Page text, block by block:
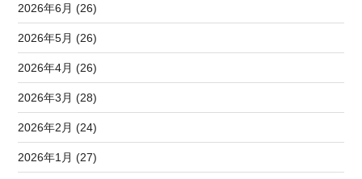
2026年6月 (26)
2026年5月 (26)
2026年4月 (26)
2026年3月 (28)
2026年2月 (24)
2026年1月 (27)